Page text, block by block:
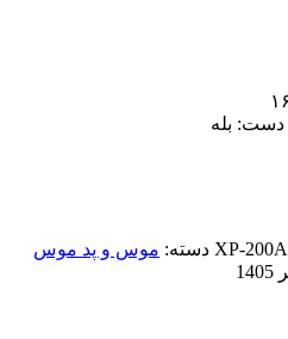
دست: بله
XP- دسته: موس و پد موس